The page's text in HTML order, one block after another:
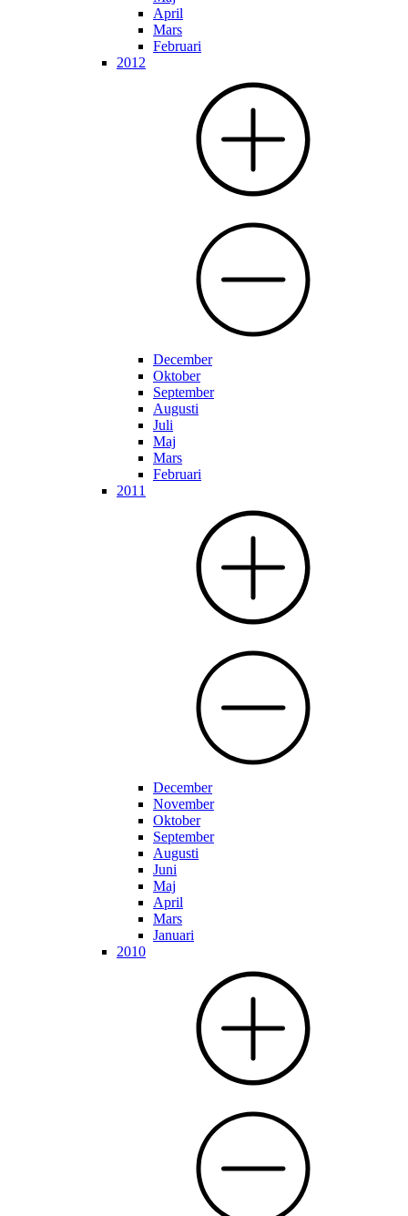
April
Mars
Februari
2012
December
Oktober
September
Augusti
Juli
Maj
Mars
Februari
2011
December
November
Oktober
September
Augusti
Juni
Maj
April
Mars
Januari
2010